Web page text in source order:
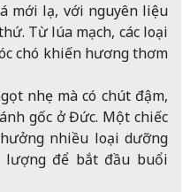
mới lạ, với nguyên liệu
Từ lúa mạch, các loại
chó khiến hương thơm
nhẹ mà có chút đậm,
gốc ở Đức. Một chiếc
nhiều loại dưỡng
lượng để bắt đầu buổi